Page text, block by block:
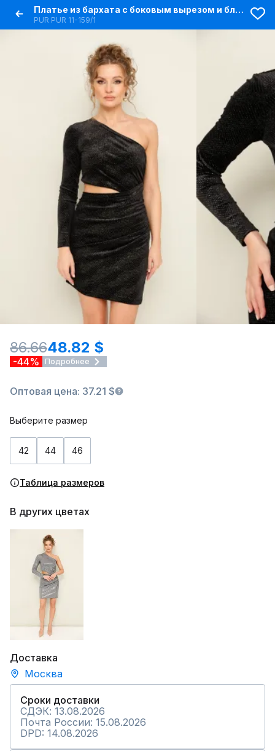
Платье из бархата с боковым вырезом и блестящими пайетками
PUR PUR 11-159/1
86.6648.82 $
-44% Подробнее
Оптовая цена: 37.21 $
Выберите размер
42 44 46
Таблица размеров
В других цветах
Доставка
Москва
Сроки доставки
СДЭК: 13.08.2026
Почта России: 15.08.2026
DPD: 14.08.2026